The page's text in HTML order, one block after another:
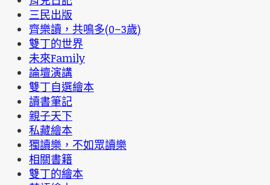
三民出版
齊樂讀，共鳴多(0~3歲)
雙丁的世界
未來Family
論壇演講
雙丁自選繪本
讀書筆記
親子天下
私藏繪本
獨讀樂，不如眾讀樂
相關書籍
雙丁的繪本